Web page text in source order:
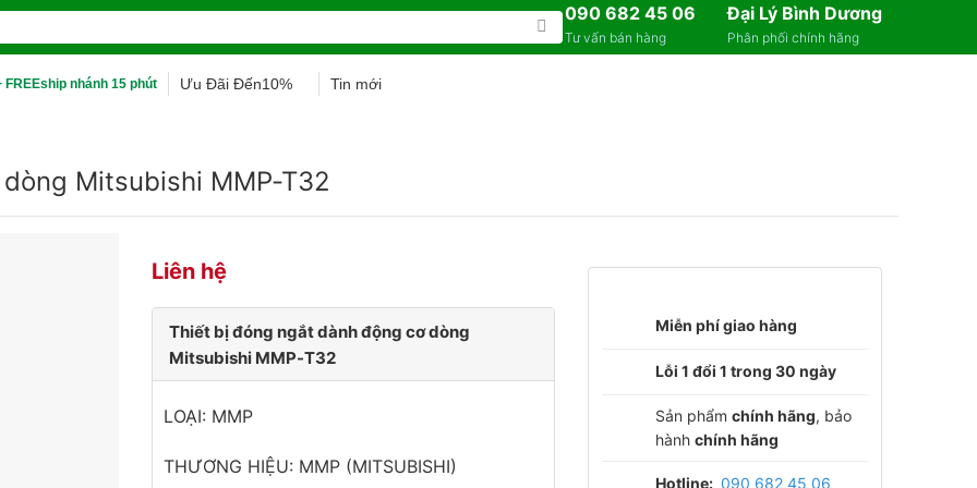
090 682 45 06
Tư vấn bán hàng
Đại Lý Bình Dương
Phân phối chính hãng
FREEship nhánh 15 phút Ưu Đãi Đến10% Tin mới
Mitsubishi MMP-T32
Liên hệ
Thiết bị đóng ngắt dành động cơ dòng
Mitsubishi MMP-T32
LOẠI: MMP
THƯƠNG HIỆU: MMP (MITSUBISHI)
Miễn phí giao hàng
Lỗi 1 đổi 1 trong 30 ngày
Sản phẩm chính hãng, bảo
hành chính hãng
Hotline: 090 682 45 06